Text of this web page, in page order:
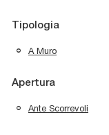
Tipologia
A Muro
Apertura
Ante Scorrevoli